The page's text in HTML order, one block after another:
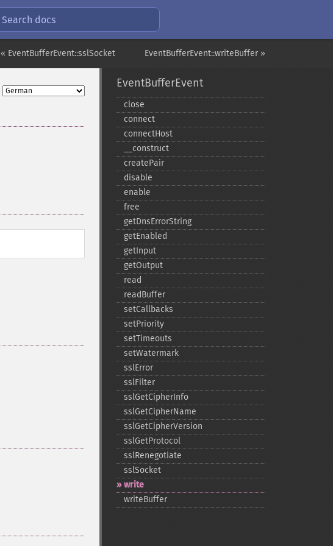
Search docs
EventBufferEvent::writeBuffer »
« EventBufferEvent::sslSocket
EventBufferEvent
close
connect
connectHost
_​_​construct
createPair
disable
enable
free
getDnsErrorString
getEnabled
getInput
getOutput
read
readBuffer
setCallbacks
setPriority
setTimeouts
setWatermark
sslError
sslFilter
sslGetCipherInfo
sslGetCipherName
sslGetCipherVersion
sslGetProtocol
sslRenegotiate
sslSocket
write
writeBuffer